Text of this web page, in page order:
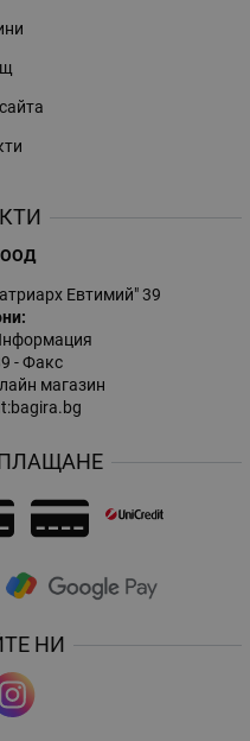
ООД
Евтимий" 39
- Факс
магазин
НИ